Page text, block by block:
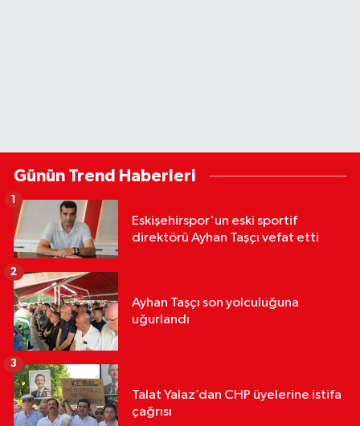
Günün Trend Haberleri
Eskişehirspor'un eski sportif
direktörü Ayhan Taşçı vefat etti
1
Ayhan Taşçı son yolculuğuna
uğurlandı
2
Talat Yalaz’dan CHP üyelerine istifa
çağrısı
3